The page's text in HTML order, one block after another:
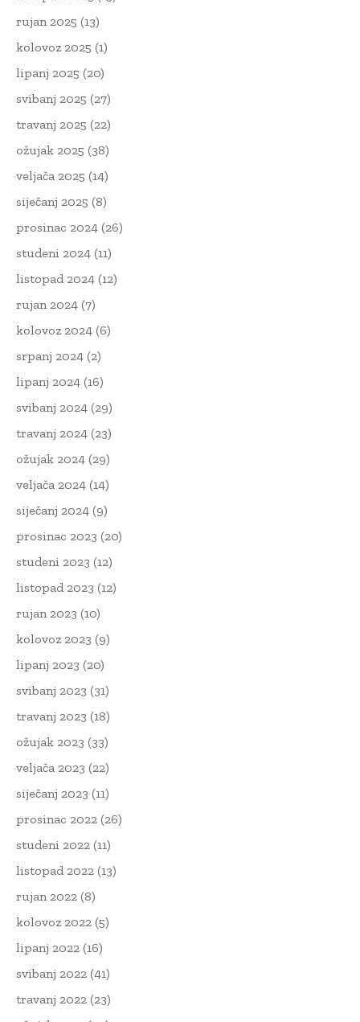
rujan 2025 (13)
kolovoz 2025 (1)
lipanj 2025 (20)
svibanj 2025 (27)
travanj 2025 (22)
ožujak 2025 (38)
veljača 2025 (14)
siječanj 2025 (8)
prosinac 2024 (26)
studeni 2024 (11)
listopad 2024 (12)
rujan 2024 (7)
kolovoz 2024 (6)
srpanj 2024 (2)
lipanj 2024 (16)
svibanj 2024 (29)
travanj 2024 (23)
ožujak 2024 (29)
veljača 2024 (14)
siječanj 2024 (9)
prosinac 2023 (20)
studeni 2023 (12)
listopad 2023 (12)
rujan 2023 (10)
kolovoz 2023 (9)
lipanj 2023 (20)
svibanj 2023 (31)
travanj 2023 (18)
ožujak 2023 (33)
veljača 2023 (22)
siječanj 2023 (11)
prosinac 2022 (26)
studeni 2022 (11)
listopad 2022 (13)
rujan 2022 (8)
kolovoz 2022 (5)
lipanj 2022 (16)
svibanj 2022 (41)
travanj 2022 (23)